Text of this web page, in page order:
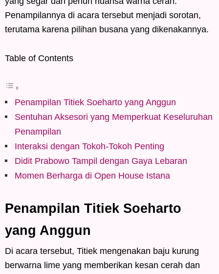
Penampilannya di acara tersebut menjadi sorotan,
terutama karena pilihan busana yang dikenakannya.
Table of Contents
Penampilan Titiek Soeharto yang Anggun
Sentuhan Aksesori yang Memperkuat Keseluruhan
Penampilan
Interaksi dengan Tokoh-Tokoh Penting
Didit Prabowo Tampil dengan Gaya Lebaran
Momen Berharga di Open House Istana
Penampilan Titiek Soeharto
yang Anggun
Di acara tersebut, Titiek mengenakan baju kurung
berwarna lime yang memberikan kesan cerah dan